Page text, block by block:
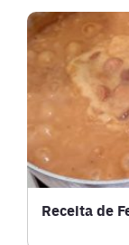
LOW
Receita de